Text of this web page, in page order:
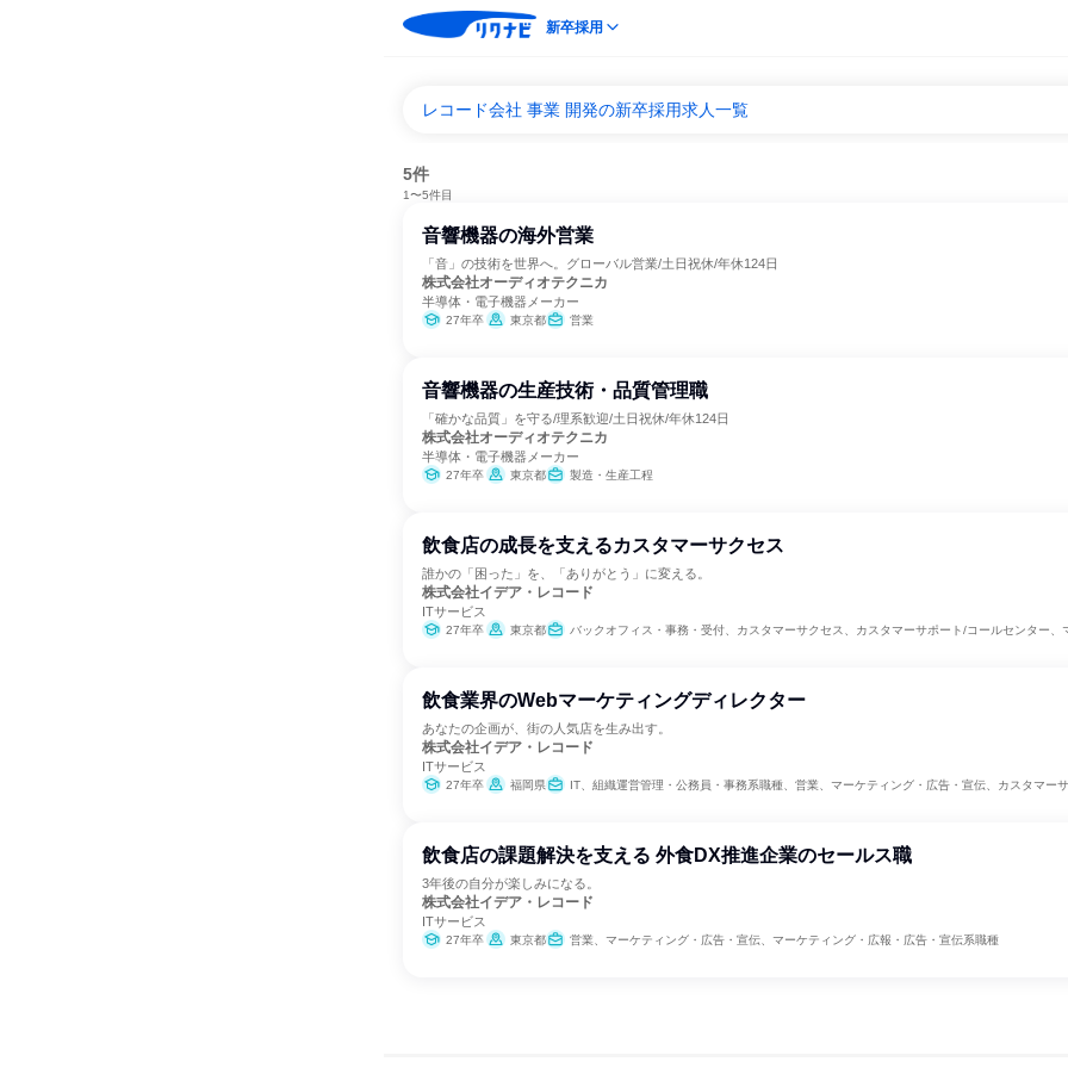
新卒採用
レコード会社 事業 開発の新卒採用求人一覧
5件
1〜5件目
音響機器の海外営業
「音」の技術を世界へ。グローバル営業/土日祝休/年休124日
株式会社オーディオテクニカ
半導体・電子機器メーカー
27年卒 東京都 営業
音響機器の生産技術・品質管理職
「確かな品質」を守る/理系歓迎/土日祝休/年休124日
株式会社オーディオテクニカ
半導体・電子機器メーカー
27年卒 東京都 製造・生産工程
飲食店の成長を支えるカスタマーサクセス
誰かの「困った」を、「ありがとう」に変える。
株式会社イデア・レコード
ITサービス
27年卒 東京都 バックオフィス・事務・受付、カスタマーサクセス、カスタマーサポート/コールセンター、マーケティング・広
飲食業界のWebマーケティングディレクター
あなたの企画が、街の人気店を生み出す。
株式会社イデア・レコード
ITサービス
27年卒 福岡県 IT、組織運営管理・公務員・事務系職種、営業、マーケティング・広告・宣伝、カスタマーサクセス、マーケティング・
飲食店の課題解決を支える 外食DX推進企業のセールス職
3年後の自分が楽しみになる。
株式会社イデア・レコード
ITサービス
27年卒 東京都 営業、マーケティング・広告・宣伝、マーケティング・広報・広告・宣伝系職種